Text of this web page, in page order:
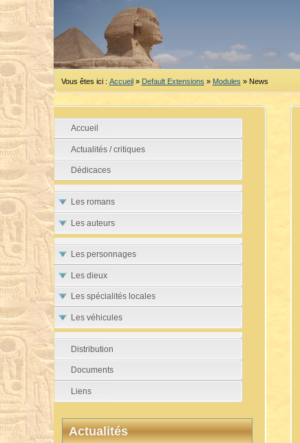
Vous êtes ici : Accueil » Default Extensions » Modules » News
Accueil
Actualités / critiques
Dédicaces
Les romans
Les auteurs
Les personnages
Les dieux
Les spécialités locales
Les véhicules
Distribution
Documents
Liens
Actualités